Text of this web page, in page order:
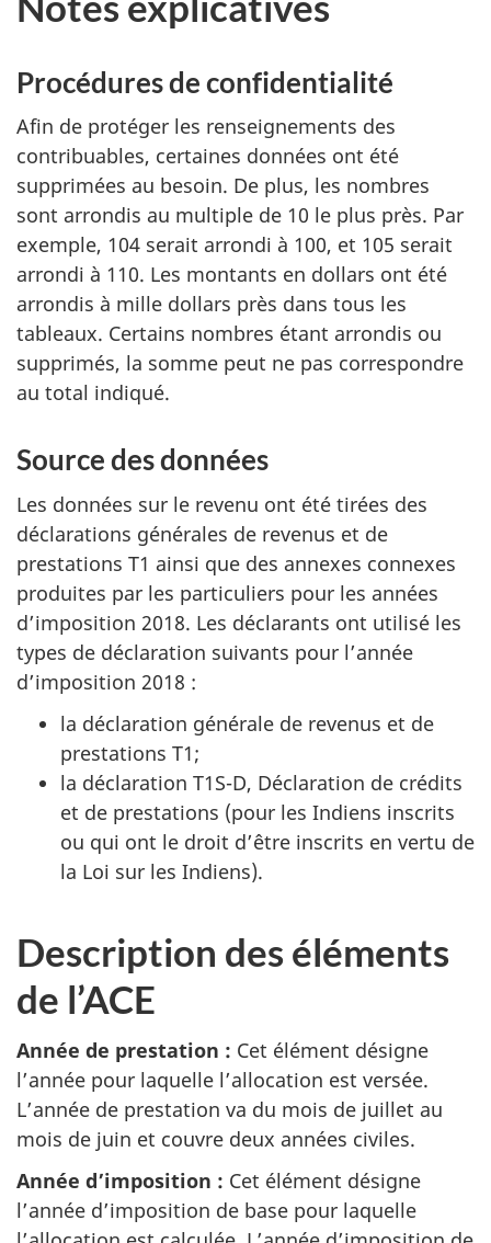
e
l
l
e
n
e
s
e
r
a
p
l
u
s
m
o
u
r
.
t
t
r
e
d
e
r
é
f
é
r
e
n
e
Procédures de confidentialité
Afin de protéger les renseignements des
contribuables, certaines données ont été
supprimées au besoin. De plus, les nombres
sont arrondis au multiple de 10 le plus près. Par
exemple, 104 serait arrondi à 100, et 105 serait
arrondi à 110. Les montants en dollars ont été
arrondis à mille dollars près dans tous les
tableaux. Certains nombres étant arrondis ou
supprimés, la somme peut ne pas correspondre
au total indiqué.
Source des données
Les données sur le revenu ont été tirées des
déclarations générales de revenus et de
prestations T1 ainsi que des annexes connexes
produites par les particuliers pour les années
d’imposition 2018. Les déclarants ont utilisé les
types de déclaration suivants pour l’année
d’imposition 2018 :
la déclaration générale de revenus et de
prestations T1;
la déclaration T1S-D, Déclaration de crédits
et de prestations (pour les Indiens inscrits
ou qui ont le droit d’être inscrits en vertu de
la Loi sur les Indiens).
Description des éléments
de l’ACE
Année de prestation : Cet élément désigne
l’année pour laquelle l’allocation est versée.
L’année de prestation va du mois de juillet au
mois de juin et couvre deux années civiles.
Année d’imposition : Cet élément désigne
l’année d’imposition de base pour laquelle